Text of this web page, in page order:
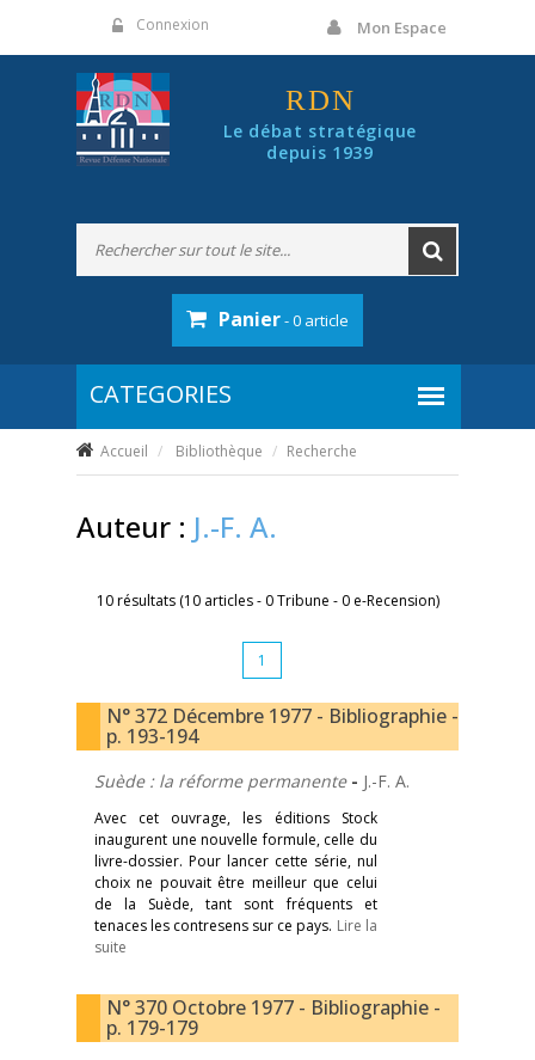
Connexion Mon Espace
RDN
Le débat stratégique
depuis 1939
Panier- 0 article
Accueil Bibliothèque Recherche
Auteur : J.-F. A.
10 résultats (10 articles - 0 Tribune - 0 e-Recension)
1
N° 372 Décembre 1977 - Bibliographie -
p. 193-194
Suède : la réforme permanente - J.-F. A.
Avec cet ouvrage, les éditions Stock
inaugurent une nouvelle formule, celle du
livre-dossier. Pour lancer cette série, nul
choix ne pouvait être meilleur que celui
de la Suède, tant sont fréquents et
tenaces les contresens sur ce pays. Lire la
suite
N° 370 Octobre 1977 - Bibliographie -
p. 179-179